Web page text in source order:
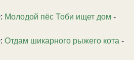
Молодой пёс Тоби ищет дом -
Отдам шикарного рыжего кота -